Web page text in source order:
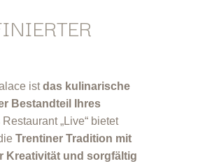
istdas kulinarische
Bestandteil Ihres
Restaurant „Live“ bietet
Trentiner Tradition mit
Kreativität und sorgfältig